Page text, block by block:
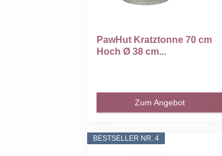
PawHut Kratztonne 70 cm
Hoch Ø 38 cm...
Zum Angebot
BESTSELLER NR. 4